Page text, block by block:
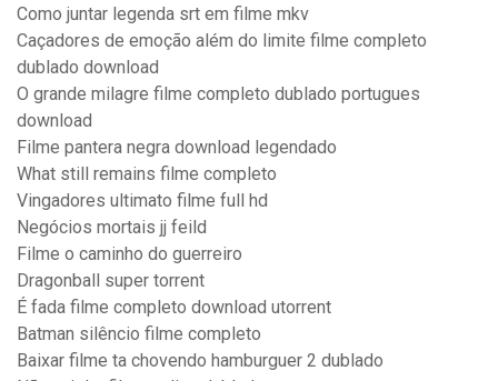
Como juntar legenda srt em filme mkv
Caçadores de emoção além do limite filme completo
dublado download
O grande milagre filme completo dublado portugues
download
Filme pantera negra download legendado
What still remains filme completo
Vingadores ultimato filme full hd
Negócios mortais jj feild
Filme o caminho do guerreiro
Dragonball super torrent
É fada filme completo download utorrent
Batman silêncio filme completo
Baixar filme ta chovendo hamburguer 2 dublado